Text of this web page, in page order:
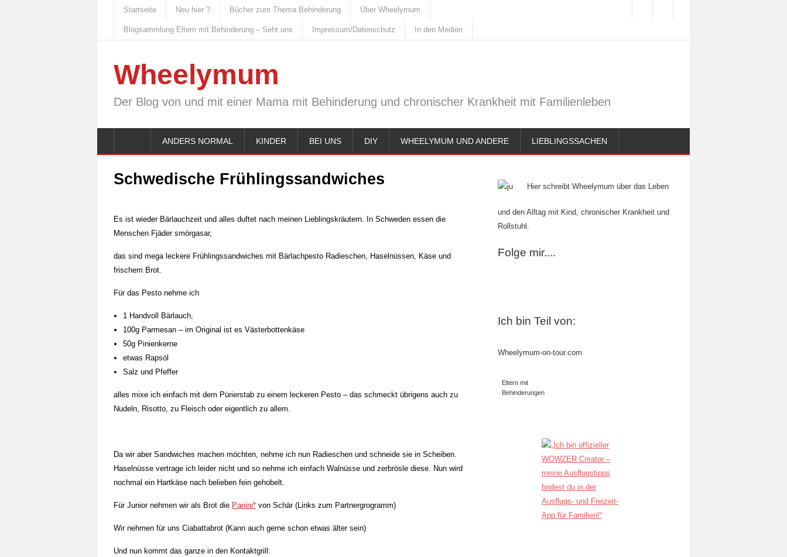
Startseite Neu hier ? Bücher zum Thema Behinderung Über Wheelymum
Blogsammlung Eltern mit Behinderung – Seht uns Impressum/Datenschutz In den Medien
Wheelymum
Der Blog von und mit einer Mama mit Behinderung und chronischer Krankheit mit Familienleben
ANDERS NORMAL KINDER BEI UNS DIY WHEELYMUM UND ANDERE LIEBLINGSSACHEN
Schwedische Frühlingssandwiches
Es ist wieder Bärlauchzeit und alles duftet nach meinen Lieblingskräutern. In Schweden essen die
Menschen Fjäder smörgasar,
das sind mega leckere Frühlingssandwiches mit Bärlachpesto Radieschen, Haselnüssen, Käse und
frischem Brot.
Für das Pesto nehme ich
1 Handvoll Bärlauch,
100g Parmesan – im Original ist es Västerbottenkäse
50g Pinienkerne
etwas Rapsöl
Salz und Pfeffer
alles mixe ich einfach mit dem Pürierstab zu einem leckeren Pesto – das schmeckt übrigens auch zu
Nudeln, Risotto, zu Fleisch oder eigentlich zu allem.
Da wir aber Sandwiches machen möchten, nehme ich nun Radieschen und schneide sie in Scheiben.
Haselnüsse vertrage ich leider nicht und so nehme ich einfach Walnüsse und zerbrösle diese. Nun wird
nochmal ein Hartkäse nach belieben fein gehobelt.
Für Junior nehmen wir als Brot die Panini* von Schär (Links zum Partnergrogramm)
Wir nehmen für uns Ciabattabrot (Kann auch gerne schon etwas älter sein)
Und nun kommt das ganze in den Kontaktgrill:
Hier schreibt Wheelymum über das Leben
und den Alltag mit Kind, chronischer Krankheit und
Rollstuhl.
Folge mir....
Ich bin Teil von:
Wheelymum-on-tour.com
Eltern mit
Behinderungen